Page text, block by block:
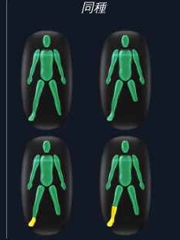
同種